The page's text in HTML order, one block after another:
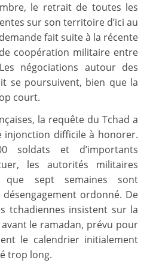
le retrait de toutes les
sur son territoire d’ici au
fait suite à la récente
coopération militaire entre
négociations autour des
se poursuivent, bien que la
court.
la requête du Tchad a
injonction difficile à honorer.
soldats et d’importants
les autorités militaires
que sept semaines sont
ordonné. De
tchadiennes insistent sur la
le ramadan, prévu pour
le calendrier initialement
trop long.